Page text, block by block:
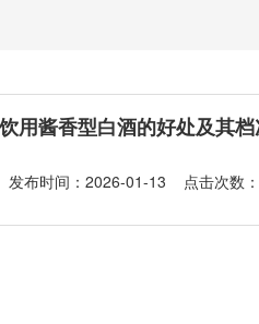
用酱香型白酒的好处及其
发布时间：2026-01-13 点击次数